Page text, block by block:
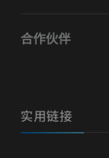
合作伙伴
实用链接